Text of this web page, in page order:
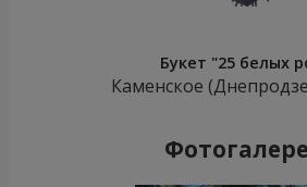
Букет "25 белых
Каменское